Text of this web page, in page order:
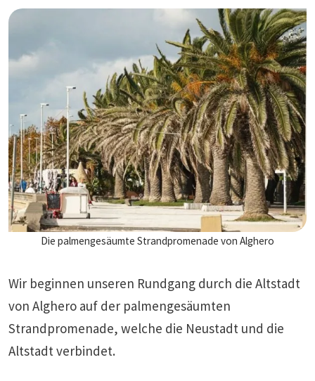
Die palmengesäumte Strandpromenade von Alghero
Wir beginnen unseren Rundgang durch die Altstadt
von Alghero auf der palmengesäumten
Strandpromenade, welche die Neustadt und die
Altstadt verbindet.